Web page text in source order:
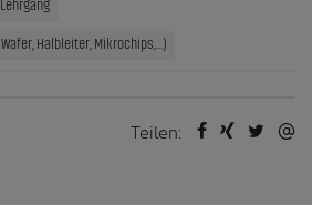
Halbleiter, Mikrochips,...)
Teilen: